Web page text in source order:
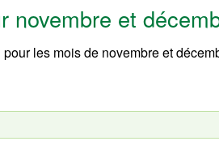
novembre et
les mois de novembre et